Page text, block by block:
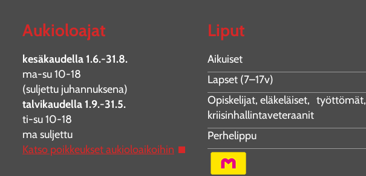
Aukioloajat
kesäkaudella 1.6.-31.8.
ma-su 10-18
(suljettu juhannuksena)
talvikaudella 1.9.-31.5.
ti-su 10-18
ma suljettu
Katso poikkeukset aukioloaikoihin
Liput
Aikuiset
Lapset (7–17v)
Opiskelijat, eläkeläiset, työttömät,
kriisinhallintaveteraanit
Perhelippu